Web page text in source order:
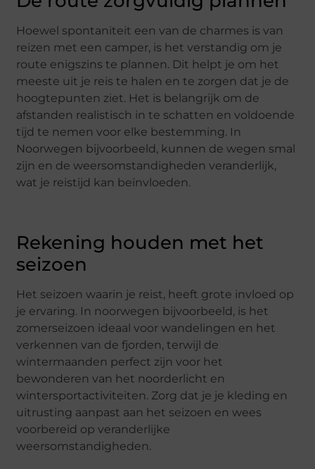
Hoewel spontaniteit een van de charmes is van
reizen met een camper, is het verstandig om je
route enigszins te plannen. Dit helpt je om het
meeste uit je reis te halen en te zorgen dat je de
hoogtepunten ziet. Het is belangrijk om de
afstanden realistisch in te schatten en voldoende
tijd te nemen voor elke bestemming. In
Noorwegen bijvoorbeeld, kunnen de wegen smal
zijn en de weersomstandigheden veranderlijk,
wat je reistijd kan beïnvloeden.
Rekening houden met het
seizoen
Het seizoen waarin je reist, heeft grote invloed op
je ervaring. In noorwegen bijvoorbeeld, is het
zomerseizoen ideaal voor wandelingen en het
verkennen van de fjorden, terwijl de
wintermaanden perfect zijn voor het
bewonderen van het noorderlicht en
wintersportactiviteiten. Zorg dat je je kleding en
uitrusting aanpast aan het seizoen en wees
voorbereid op veranderlijke
weersomstandigheden.